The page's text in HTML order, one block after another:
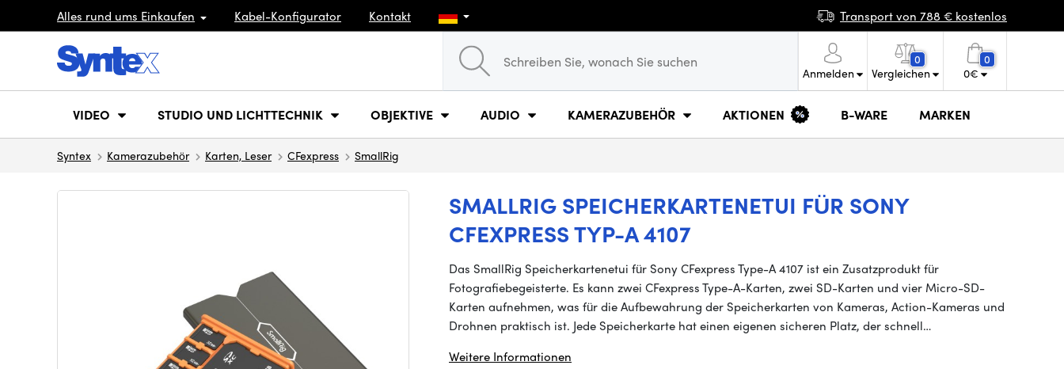
Alles rund ums Einkaufen Kabel-Konfigurator Kontakt Transport von 788 € kostenlos
Anmelden
0
Vergleichen
0
0€
VIDEO STUDIO UND LICHTTECHNIK OBJEKTIVE AUDIO KAMERAZUBEHÖR AKTIONEN B-WARE MARKEN
Syntex Kamerazubehör Karten, Leser CFexpress SmallRig
SMALLRIG SPEICHERKARTENETUI FÜR SONY
CFEXPRESS TYP-A 4107
Das SmallRig Speicherkartenetui für Sony CFexpress Type-A 4107 ist ein Zusatzprodukt für
Fotografiebegeisterte. Es kann zwei CFexpress Type-A-Karten, zwei SD-Karten und vier Micro-SD-
Karten aufnehmen, was für die Aufbewahrung der Speicherkarten von Kameras, Action-Kameras und
Drohnen praktisch ist. Jede Speicherkarte hat einen eigenen sicheren Platz, der schnell…
Weitere Informationen